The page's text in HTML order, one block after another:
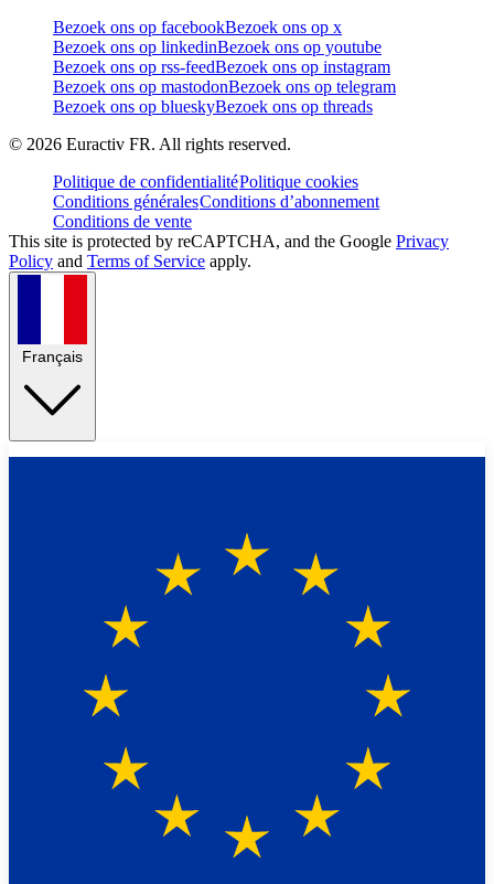
Bezoek ons op facebookBezoek ons op x
Bezoek ons op linkedinBezoek ons op youtube
Bezoek ons op rss-feedBezoek ons op instagram
Bezoek ons op mastodonBezoek ons op telegram
Bezoek ons op blueskyBezoek ons op threads
© 2026 Euractiv FR. All rights reserved.
Politique de confidentialitéPolitique cookies
Conditions généralesConditions d’abonnement
Conditions de vente
This site is protected by reCAPTCHA, and the Google Privacy
Policy and Terms of Service apply.
Français